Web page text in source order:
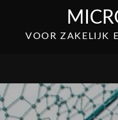
contentVOOR ZAKELIJK